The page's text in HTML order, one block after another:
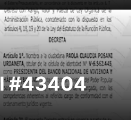
#43404